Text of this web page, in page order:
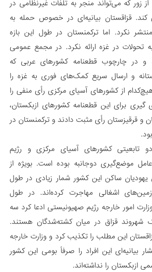
از زور که می‌تواند منجر به تلفات غیرنظامی در
کند. قزاقستان بیانیه‌ای در خصوص حمله به
نکرد. اما ترکمنستان در طول این بازه
تحولات در غزه ارائه نکرد. در مجمع عمومی
و در چارچوب قطعنامه کشورهای عربی که
و ارسال سریع کمک‌های فوری به غزه را
از کشورهای آسیای مرکزی رأی منفی را
گیری برای این قطعنامه کشورهای ازبکستان،
و قرقیزستان رأی مثبت دادند و ترکمنستان در
تابعیتی کشورهای آسیای مرکزی و رژیم
موضع‌گیری دوجانبه بوده است. بویژه از
یهودیان ساکن این کشور شمار زیادی در طول
به سرزمین‌های اشغالی مهاجرت کرده‌اند. در طول
امور خارجه رژیم صهیونیستی ادعا کرد سه
شهروند قزاق در میان کشته‌شدگان هستند.
این مطلب را تکذیب کرد و وزارت خارجه
بیانیه‌ای این افراد را صرفاً بومی این کشور
ازبکستان را نداشته‌اند.